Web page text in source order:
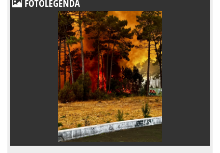
FOTOLEGENDA